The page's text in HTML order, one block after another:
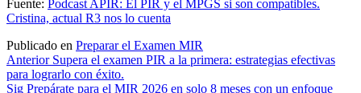
Fuente: Podcast APIR: El PIR y el MPGS si son compatibles.
Cristina, actual R3 nos lo cuenta
Publicado en Preparar el Examen MIR
Navegación
de
Anterior Supera el examen PIR a la primera: estrategias efectivas
para lograrlo con éxito.
Sig Prepárate para el MIR 2026 en solo 8 meses con un enfoque